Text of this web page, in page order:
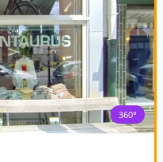
360°